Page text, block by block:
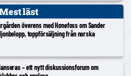
läst
överens med Hønefoss om Sander
toppförsäljning från norska
– ett nytt diskussionsforum om